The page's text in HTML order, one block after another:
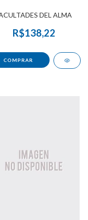
DEL ALMA
R$138,22